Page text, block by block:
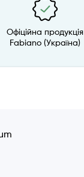
Офіційна продукція
Fabiano (Україна)